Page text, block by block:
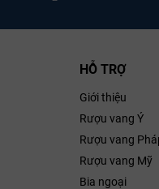
HỖ TRỢ
Giới thiệu
Rượu vang Ý
Rượu vang
Rượu vang Mỹ
Bia ngoại